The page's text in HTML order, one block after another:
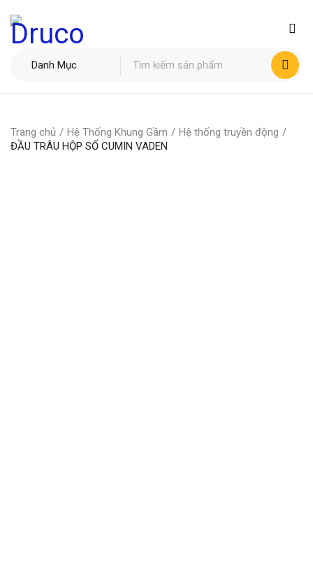
Trang chủ / Hệ Thống Khung Gầm / Hệ thống truyền động /
ĐẦU TRÂU HỘP SỐ CUMIN VADEN